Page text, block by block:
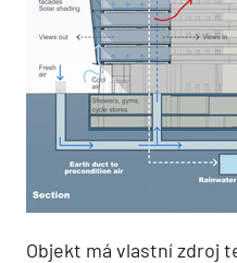
Objekt má vlastní zdroj